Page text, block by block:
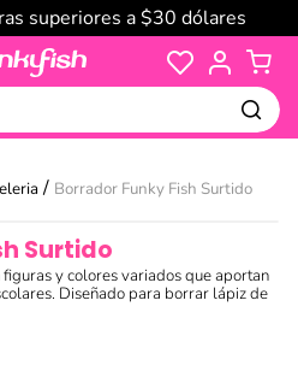
superiores a $30 dólares
Borrador Funky Fish Surtido
Surtido
y colores variados que aportan
Diseñado para borrar lápiz de